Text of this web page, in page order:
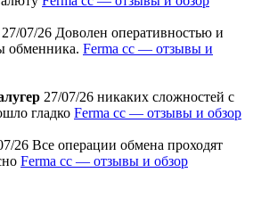
27/07/26 Доволен оперативностью и
обменника. Ferma cc — отзывы и
27/07/26 никаких сложностей с
гладко Ferma cc — отзывы и обзор
26 Все операции обмена проходят
Ferma cc — отзывы и обзор